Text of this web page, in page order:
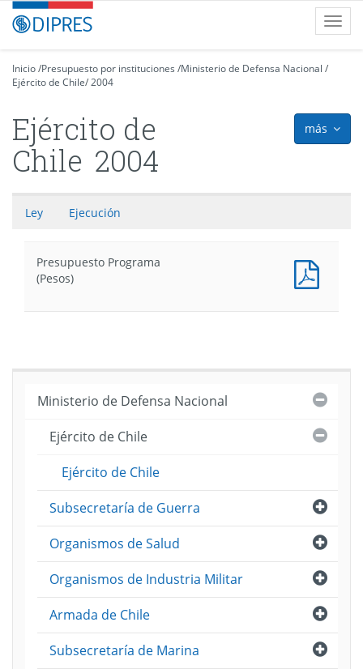
Contenido
principalDIPRES
-
de
Presupuestos
Inicio/Presupuesto por instituciones /Ministerio de Defensa Nacional /
Ejército de Chile/2004
más
Ejército de
Chile 2004
Ley Ejecución
Presupuesto Programa
(Pesos)
Ministerio de Defensa Nacional
Ejército de Chile
Ejército de Chile
Abrir
Subsecretaría de Guerra
Abrir
Organismos de Salud
Abrir
Organismos de Industria Militar
Abrir
Armada de Chile
Abrir
Subsecretaría de Marina